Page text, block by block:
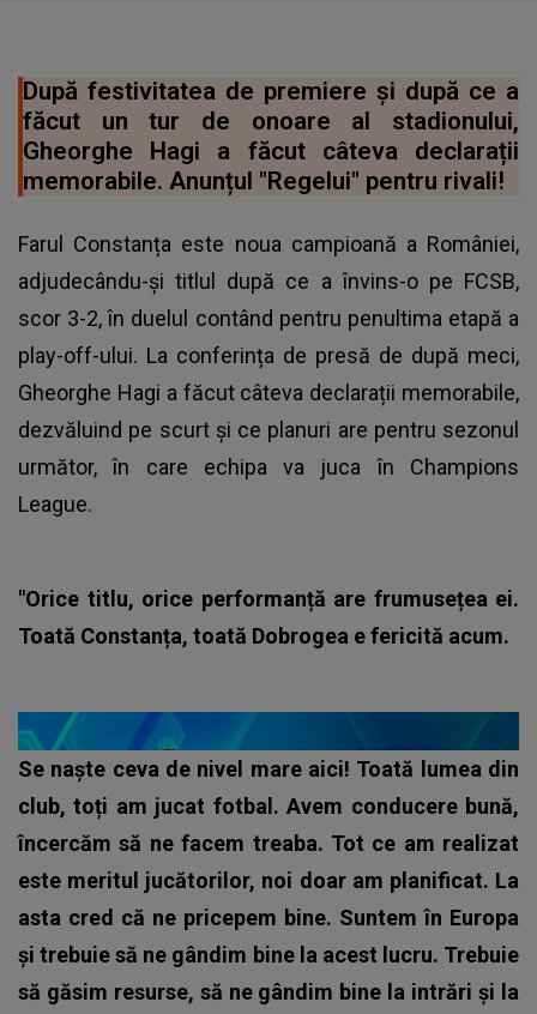
După festivitatea de premiere și după ce a
făcut un tur de onoare al stadionului,
Gheorghe Hagi a făcut câteva declarații
memorabile. Anunțul "Regelui" pentru rivali!
Farul Constanța este noua campioană a României,
adjudecându-și titlul după ce a învins-o pe FCSB,
scor 3-2, în duelul contând pentru penultima etapă a
play-off-ului. La conferința de presă de după meci,
Gheorghe Hagi a făcut câteva declarații memorabile,
dezvăluind pe scurt și ce planuri are pentru sezonul
următor, în care echipa va juca în Champions
League.
"Orice titlu, orice performanță are frumusețea ei.
Toată Constanța, toată Dobrogea e fericită acum.
Se naște ceva de nivel mare aici! Toată lumea din
club, toți am jucat fotbal. Avem conducere bună,
încercăm să ne facem treaba. Tot ce am realizat
este meritul jucătorilor, noi doar am planificat. La
asta cred că ne pricepem bine. Suntem în Europa
și trebuie să ne gândim bine la acest lucru. Trebuie
să găsim resurse, să ne gândim bine la intrări și la